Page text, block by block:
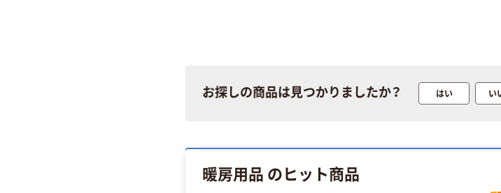
お探しの商品は見つかりましたか？ はい い
暖房用品 のヒット商品